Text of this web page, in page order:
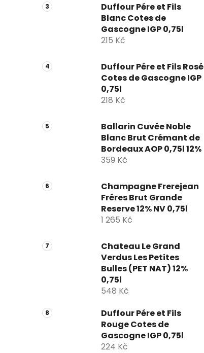
Duffour Pére et Fils
Blanc Cotes de
Gascogne IGP 0,75l
215 Kč
Duffour Pére et Fils Rosé
Cotes de Gascogne IGP
0,75l
218 Kč
Ballarin Cuvée Noble
Blanc Brut Crémant de
Bordeaux AOP 0,75l 12%
359 Kč
Champagne Frerejean
Fréres Brut Grande
Reserve 12% NV 0,75l
1 265 Kč
Chateau Le Grand
Verdus Les Petites
Bulles (PET NAT) 12%
0,75l
548 Kč
Duffour Pére et Fils
Rouge Cotes de
Gascogne IGP 0,75l
224 Kč